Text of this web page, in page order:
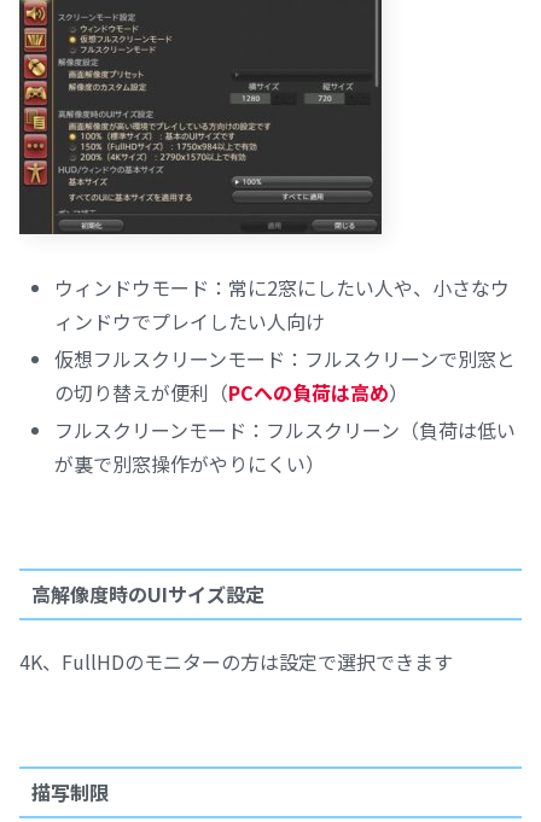
ウィンドウモード：常に2窓にしたい人や、小さなウ
ィンドウでプレイしたい人向け
仮想フルスクリーンモード：フルスクリーンで別窓と
の切り替えが便利（PCへの負荷は高め）
フルスクリーンモード：フルスクリーン（負荷は低い
が裏で別窓操作がやりにくい）
高解像度時のUIサイズ設定
4K、FullHDのモニターの方は設定で選択できます
描写制限